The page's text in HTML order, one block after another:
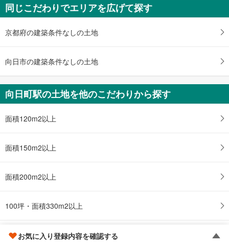
京都市伏見区久我東町
2,580万円
4LDK
土地面積 85.39m
同じこだわりでエリアを広げて探す
京都府の建築条件なしの土地
向日市の建築条件なしの土地
向日町駅の土地を他のこだわりから探す
面積120m2以上
面積150m2以上
面積200m2以上
100坪・面積330m2以上
駅徒歩10分以内
お気に入り登録内容を確認する